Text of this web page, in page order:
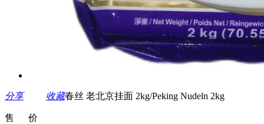
分享 收藏春丝 老北京挂面 2kg/Peking Nudeln 2kg
售 价